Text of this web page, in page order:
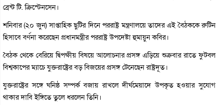
ব্রেন্ট টি. ক্রিস্টেনসেন।
শনিবার (২০ জুন) সাপ্তাহিক ছুটির দিনে পররাষ্ট্র মন্ত্রণালয়ে তাদের এই বৈঠককে রুটিন
হিসাবে বর্ণনা করেছেন প্রধানমন্ত্রীর পররাষ্ট্র উপদেষ্টা হুমায়ুন কবির।
বৈঠক থেকে বেরিয়ে দ্বিপক্ষীয় বিষয়ে আলোচনার প্রসঙ্গ এড়িয়ে শুক্রবার রাতে ফুটবল
বিশ্বকাপের ম্যাচে যুক্তরাষ্ট্রের বড় বিজয়ের প্রসঙ্গ টেনেছেন রাষ্ট্রদূত।
যুক্তরাষ্ট্রের সঙ্গে ঘনিষ্ঠ সম্পর্ক বজায় রাখলে দীর্ঘমেয়াদে উপকৃত হওয়ার সুযোগ
থাকার দাবি ইঙ্গিতে তুলে ধরলেন তিনি।